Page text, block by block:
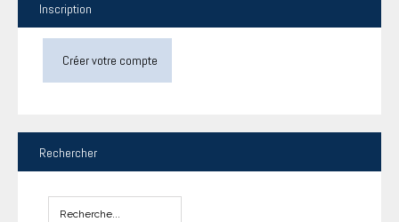
Inscription
Créer votre compte
Rechercher